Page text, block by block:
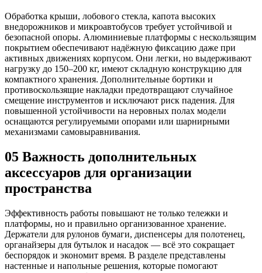
Обработка крыши, лобового стекла, капота высоких
внедорожников и микроавтобусов требует устойчивой и
безопасной опоры. Алюминиевые платформы с нескользящим
покрытием обеспечивают надёжную фиксацию даже при
активных движениях корпусом. Они легки, но выдерживают
нагрузку до 150–200 кг, имеют складную конструкцию для
компактного хранения. Дополнительные бортики и
противоскользящие накладки предотвращают случайное
смещение инструментов и исключают риск падения. Для
повышенной устойчивости на неровных полах модели
оснащаются регулируемыми опорами или шарнирными
механизмами самовыравнивания.
05 Важность дополнительных
аксессуаров для организации
пространства
Эффективность работы повышают не только тележки и
платформы, но и правильно организованное хранение.
Держатели для рулонов бумаги, диспенсеры для полотенец,
органайзеры для бутылок и насадок — всё это сокращает
беспорядок и экономит время. В разделе представлены
настенные и напольные решения, которые помогают